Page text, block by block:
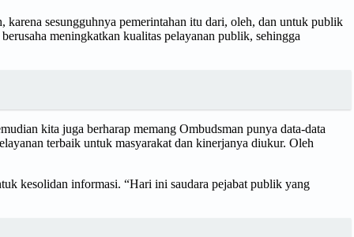
karena sesungguhnya pemerintahan itu dari, oleh, dan untuk publik
meningkatkan kualitas pelayanan publik, sehingga
kita juga berharap memang Ombudsman punya data-data
terbaik untuk masyarakat dan kinerjanya diukur. Oleh
kesolidan informasi. “Hari ini saudara pejabat publik yang